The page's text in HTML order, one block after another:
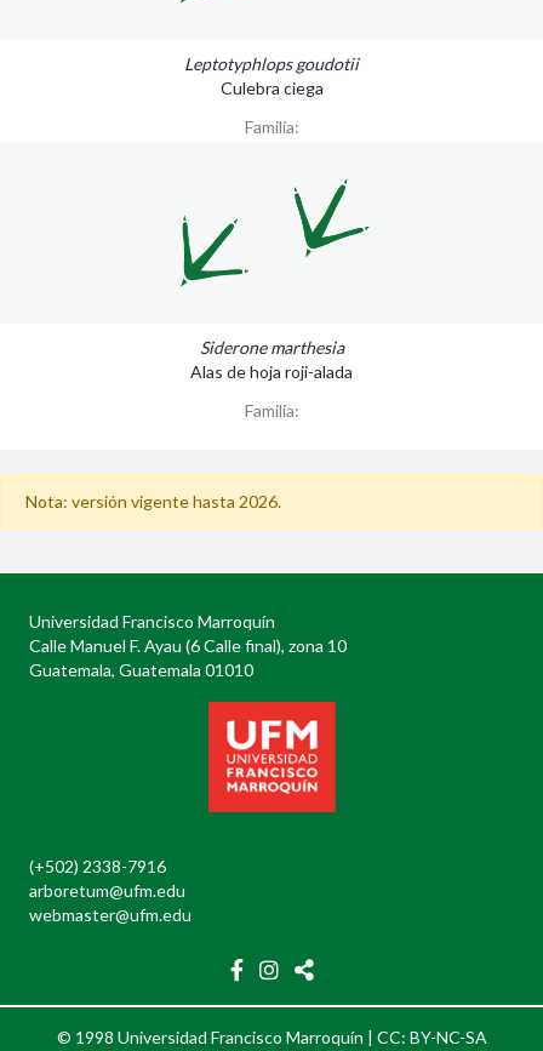
Leptotyphlops goudotii
Culebra ciega
Familia:
Siderone marthesia
Alas de hoja roji-alada
Familia:
Nota: versión vigente hasta 2026.
Universidad Francisco Marroquín
Calle Manuel F. Ayau (6 Calle final), zona 10
Guatemala, Guatemala 01010
(+502) 2338-7916
arboretum@ufm.edu
webmaster@ufm.edu
© 1998 Universidad Francisco Marroquín | CC: BY-NC-SA